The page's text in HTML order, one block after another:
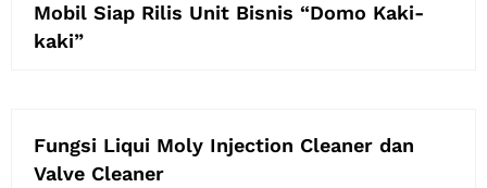
Mobil Siap Rilis Unit Bisnis “Domo Kaki-
kaki”
Fungsi Liqui Moly Injection Cleaner dan
Valve Cleaner